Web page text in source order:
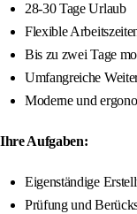
28-30 Tage Urlaub
Flexible
Bis zu zwei Tage
Umfangreiche
Moderne und
Ihre Aufgaben:
Eigenständige
Prüfung und